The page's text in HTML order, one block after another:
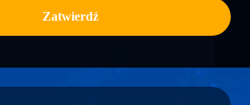
Zatwierdź